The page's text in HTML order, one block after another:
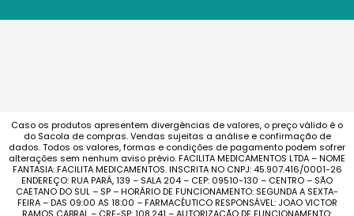
Caso os produtos apresentem divergências de valores, o preço válido é o
do Sacola de compras. Vendas sujeitas a análise e confirmação de
dados. Todos os valores, formas e condições de pagamento podem sofrer
alterações sem nenhum aviso prévio. FACILITA MEDICAMENTOS LTDA – NOME
FANTASIA: FACILITA MEDICAMENTOS. INSCRITA NO CNPJ: 45.907.416/0001-26
ENDEREÇO: RUA PARÁ, 139 – SALA 204 – CEP: 09510-130 – CENTRO – SÃO
CAETANO DO SUL – SP – HORÁRIO DE FUNCIONAMENTO: SEGUNDA A SEXTA-
FEIRA – DAS 09:00 AS 18:00 – FARMACÊUTICO RESPONSÁVEL: JOAO VICTOR